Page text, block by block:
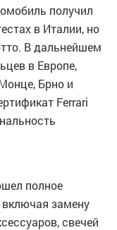
получил
в Италии, но
В дальнейшем
в Европе,
Брно и
Ferrari
полное
замену
свечей